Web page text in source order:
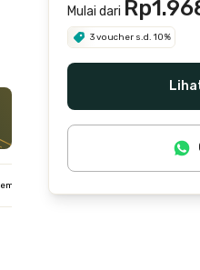
Mulai dari
3 voucher s.d. 10%